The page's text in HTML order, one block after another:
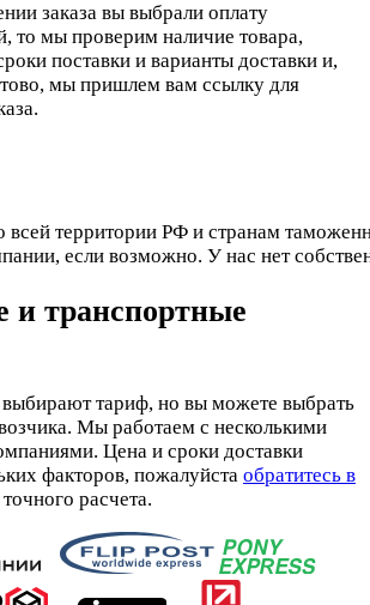
заказа вы выбрали оплату
то мы проверим наличие товара,
поставки и варианты доставки и,
мы пришлем вам ссылку для
всей территории РФ и странам
если возможно. У нас нет
и транспортные
тариф, но вы можете выбрать
Мы работаем с несколькими
Цена и сроки доставки
факторов, пожалуйста обратитесь в
точного расчета.